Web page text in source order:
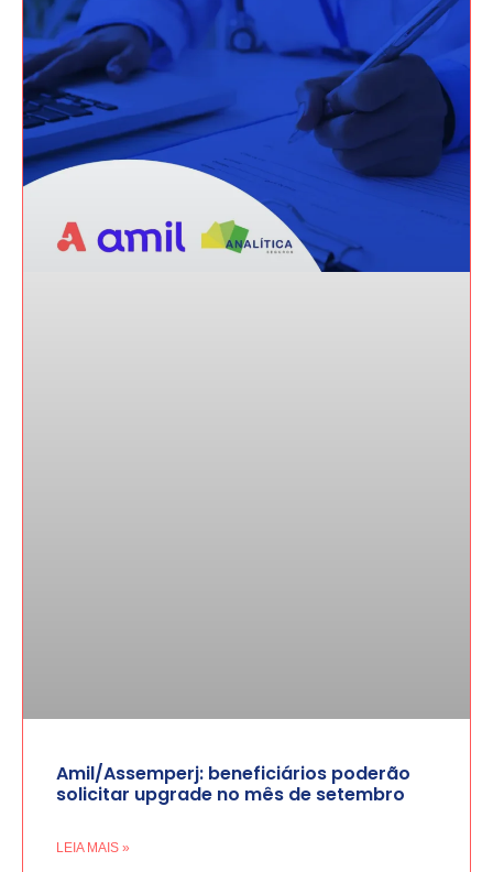
Amil/Assemperj: beneficiários poderão
solicitar upgrade no mês de setembro
LEIA MAIS »